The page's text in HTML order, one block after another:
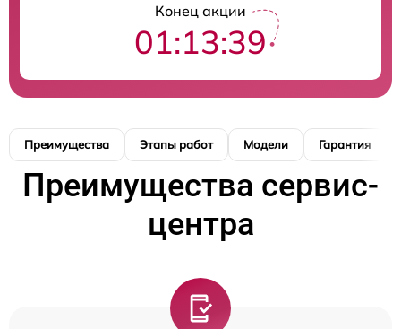
Конец акции
01:13:39
Преимущества Этапы работ Модели Гарантия
Преимущества сервис-
центра